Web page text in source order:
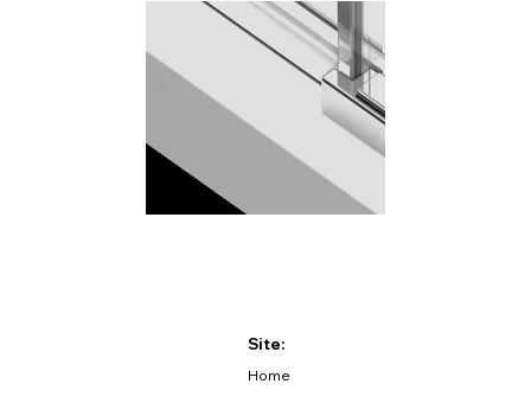
Site:
Home